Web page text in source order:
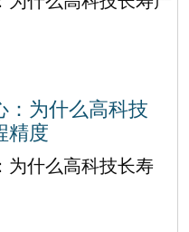
：为什么高科技
精度
为什么高科技长寿